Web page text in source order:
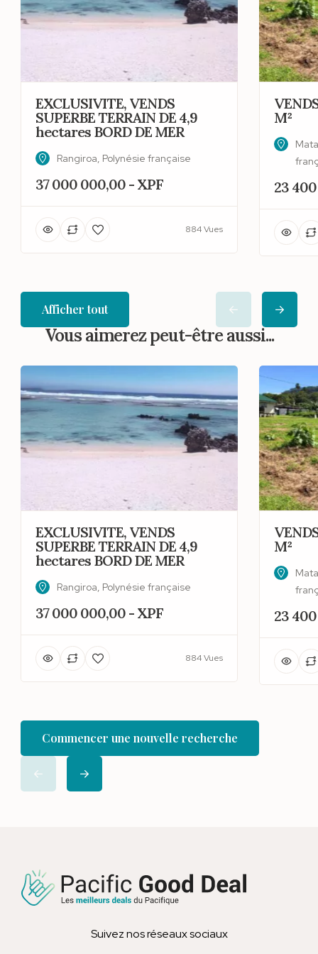
EXCLUSIVITE, VENDS
SUPERBE TERRAIN DE 4,9
hectares BORD DE MER
Rangiroa, Polynésie française
37 000 000,00 - XPF
884 Vues
M²
23
Afficher tout
Vous aimerez peut-être aussi...
EXCLUSIVITE, VENDS
SUPERBE TERRAIN DE 4,9
hectares BORD DE MER
Rangiroa, Polynésie française
37 000 000,00 - XPF
884 Vues
M²
23
Commencer une nouvelle recherche
Suivez nos réseaux sociaux